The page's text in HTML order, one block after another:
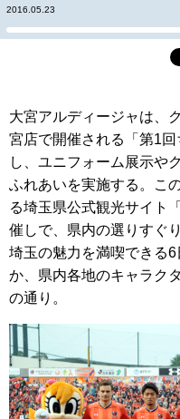
2016.05.23
大宮アルディージャは、
宮店で開催される「第1
し、ユニフォーム展示や
ふれあいを実施する。こ
る埼玉県公式観光サイト
催しで、県内の選りすぐ
埼玉の魅力を満喫できる
か、県内各地のキャラク
の通り。